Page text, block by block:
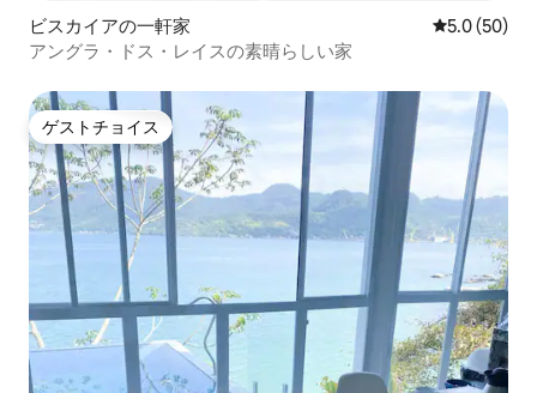
ビスカイアの一軒家 レビュー50
5.0 (50)
アングラ・ドス・レイスの素晴らしい家
ゲストチョイス
ゲストチョイス